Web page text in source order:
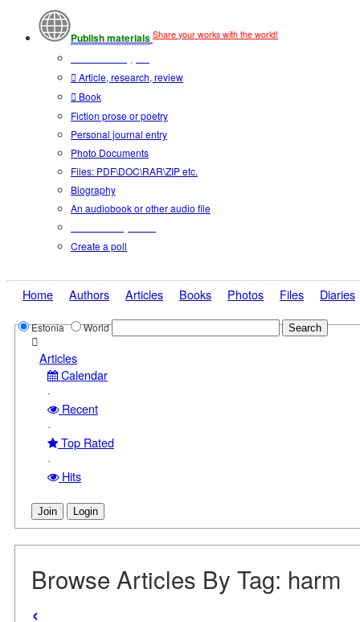
Publish materials Share your works with the world!
Article, research, review
Book
Fiction prose or poetry
Personal journal entry
Photo Documents
Files: PDF\DOC\RAR\ZIP etc.
Biography
An audiobook or other audio file
Create a poll
Estonia World
Home Authors Articles Books Photos Files Diaries
Articles
Calendar
·
Recent
·
Top Rated
·
Hits
Join Login
Browse Articles By Tag: harm
‹